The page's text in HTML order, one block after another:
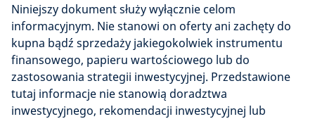
Niniejszy dokument służy wyłącznie celom
informacyjnym. Nie stanowi on oferty ani zachęty do
kupna bądź sprzedaży jakiegokolwiek instrumentu
finansowego, papieru wartościowego lub do
zastosowania strategii inwestycyjnej. Przedstawione
tutaj informacje nie stanowią doradztwa
inwestycyjnego, rekomendacji inwestycyjnej lub